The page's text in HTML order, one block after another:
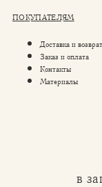
ПОКУПАТЕЛЯМ
Доставка и возврат
Заказ и оплата
Контакты
Материалы
в